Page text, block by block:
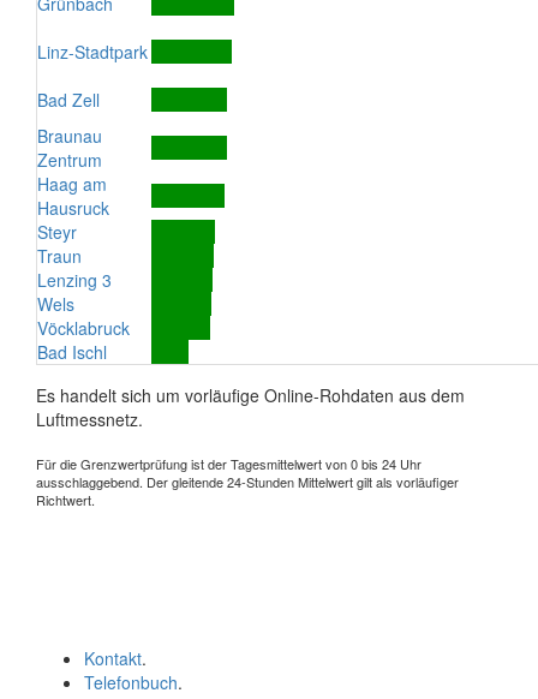
Linz-Stadtpark
Bad Zell
Braunau
Zentrum
Haag am
Hausruck
Steyr
Traun
Lenzing 3
Wels
Vöcklabruck
Bad Ischl
Es handelt sich um vorläufige Online-Rohdaten aus dem
Luftmessnetz.
Für die Grenzwertprüfung ist der Tagesmittelwert von 0 bis 24 Uhr
ausschlaggebend. Der gleitende 24-Stunden Mittelwert gilt als vorläufiger
Richtwert.
Kontakt.
Telefonbuch.